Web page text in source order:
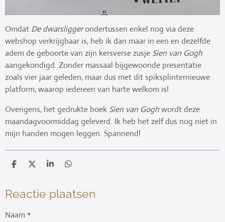
Omdat De dwarsliggerondertussen enkel nog via deze
webshop verkrijgbaar is, heb ik dan maar in een en dezelfde
adem de geboorte van zijn kersverse zusje Sien van Gogh
aangekondigd. Zonder massaal bijgewoonde presentatie
zoals vier jaar geleden, maar dus met dit spiksplinternieuwe
platform, waarop iedereen van harte welkom is!
Overigens, het gedrukte boek Sien van Goghwordt deze
maandagvoormiddag geleverd. Ik heb het zelf dus nog niet in
mijn handen mogen leggen. Spannend!
D
e
n
D
l
S
r
e
D
e
n
Reactie plaatsen
Naam *